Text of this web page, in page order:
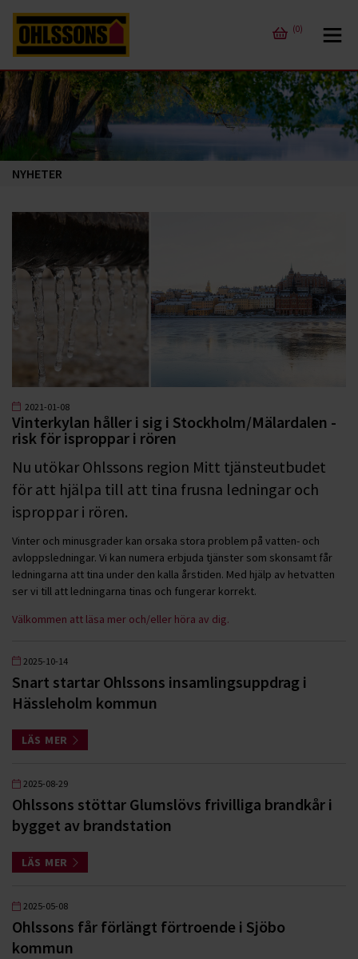
(0)
NYHETER
2021-01-08
Vinterkylan håller i sig i Stockholm/Mälardalen -
risk för isproppar i rören
Nu utökar Ohlssons region Mitt tjänsteutbudet
för att hjälpa till att tina frusna ledningar och
isproppar i rören.
Vinter och minusgrader kan orsaka stora problem på vatten- och
avloppsledningar. Vi kan numera erbjuda tjänster som skonsamt får
ledningarna att tina under den kalla årstiden. Med hjälp av hetvatten
ser vi till att ledningarna tinas och fungerar korrekt.
Välkommen att läsa mer och/eller höra av dig.
2025-10-14
Snart startar Ohlssons insamlingsuppdrag i
Hässleholm kommun
LÄS MER
2025-08-29
Ohlssons stöttar Glumslövs frivilliga brandkår i
bygget av brandstation
LÄS MER
2025-05-08
Ohlssons får förlängt förtroende i Sjöbo
kommun